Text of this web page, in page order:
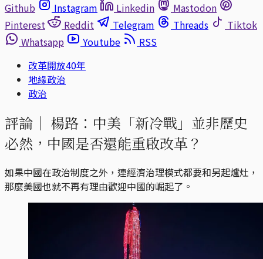
Github
Instagram Linkedin
Mastodon
Pinterest
Reddit Telegram Threads
Tiktok
Whatsapp
Youtube
RSS
改革開放40年
地緣政治
政治
評論｜ 楊路：中美「新冷戰」並非歷史
必然，中國是否還能重啟改革？
如果中國在政治制度之外，連經濟治理模式都要和另起爐灶，
那麼美國也就不再有理由歡迎中國的崛起了。